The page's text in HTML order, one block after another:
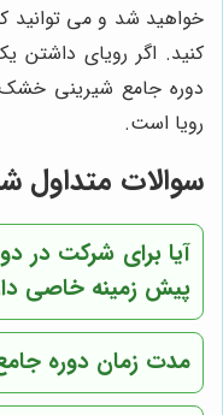
خواهید شد و می توانید
کنید. اگر رویای داشتن
دوره جامع شیرینی خشک
رویا است.
سوالات
آیا برای شرکت در
پیش زمینه خاصی
مدت زمان دوره